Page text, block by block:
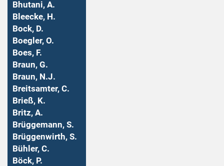
Bhutani, A.
Bleecke, H.
Bock, D.
Boegler, O.
Boes, F.
Braun, G.
Braun, N.J.
Breitsamter, C.
Brieß, K.
Britz, A.
Brüggemann, S.
Brüggenwirth, S.
Bühler, C.
Böck, P.